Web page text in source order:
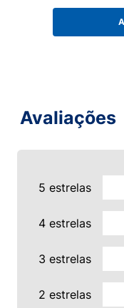
Avaliações
5 estrelas
4 estrelas
3 estrelas
2 estrelas